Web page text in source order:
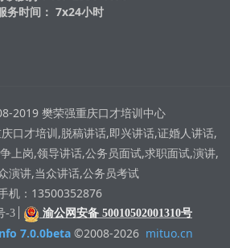
务时间： 7x24小时
2019 樊荣强重庆口才培训中心
口才培训,脱稿讲话,即兴讲话,证婚人讲话,
上岗,领导讲话,公务员面试,求职面试,演讲,
演讲,当众讲话,公务员考试
机：13500352876
-3 渝公网安备 50010502001310号
7.0.0beta ©2008-2026 mituo.cn